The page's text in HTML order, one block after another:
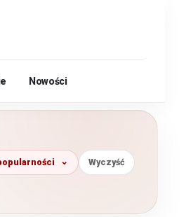
Nowości
Wyczyść